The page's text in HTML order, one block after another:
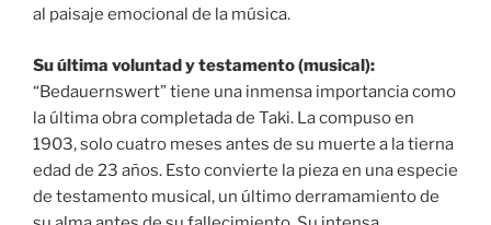
al paisaje emocional de la música.
Su última voluntad y testamento (musical):
“Bedauernswert” tiene una inmensa importancia como
la última obra completada de Taki. La compuso en
1903, solo cuatro meses antes de su muerte a la tierna
edad de 23 años. Esto convierte la pieza en una especie
de testamento musical, un último derramamiento de